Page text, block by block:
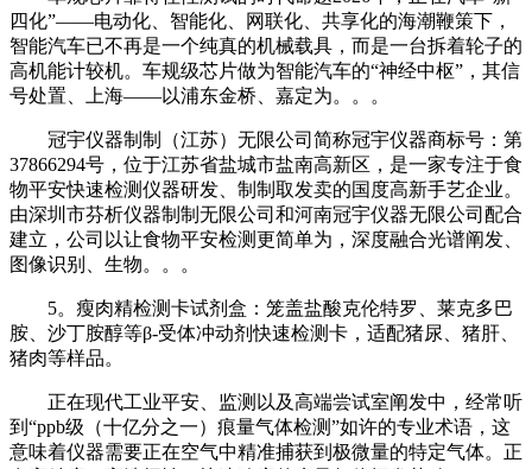
四化”——电动化、智能化、网联化、共享化的海潮鞭策下，
智能汽车已不再是一个纯真的机械载具，而是一台拆着轮子的
高机能计较机。车规级芯片做为智能汽车的“神经中枢”，其信
号处置、上海——以浦东金桥、嘉定为。。。
冠宇仪器制制（江苏）无限公司简称冠宇仪器商标号：第
37866294号，位于江苏省盐城市盐南高新区，是一家专注于食
物平安快速检测仪器研发、制制取发卖的国度高新手艺企业。
由深圳市芬析仪器制制无限公司和河南冠宇仪器无限公司配合
建立，公司以让食物平安检测更简单为，深度融合光谱阐发、
图像识别、生物。。。
5。瘦肉精检测卡试剂盒：笼盖盐酸克伦特罗、莱克多巴
胺、沙丁胺醇等β-受体冲动剂快速检测卡，适配猪尿、猪肝、
猪肉等样品。
正在现代工业平安、监测以及高端尝试室阐发中，经常听
到“ppb级（十亿分之一）痕量气体检测”如许的专业术语，这
意味着仪器需要正在空气中精准捕获到极微量的特定气体。正